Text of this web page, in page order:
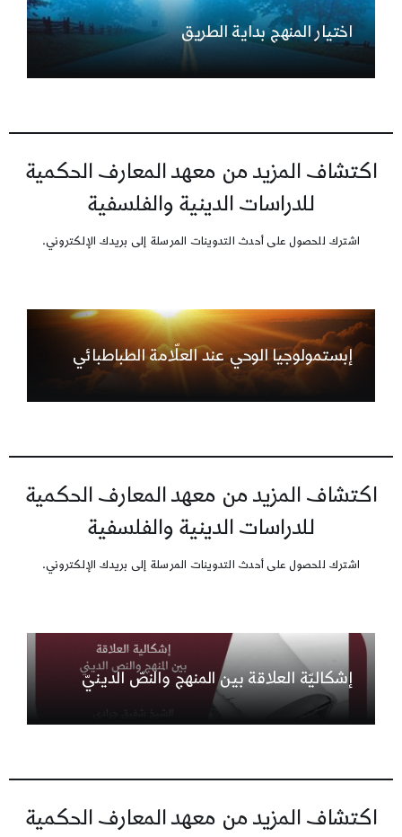
اختيار المنهج بداية الطريق
اكتشاف المزيد من معهد المعارف الحكمية
للدراسات الدينية والفلسفية
اشترك للحصول على أحدث التدوينات المرسلة إلى بريدك الإلكتروني.
إبستمولوجيا الوحي عند العلّامة الطباطبائي
اكتشاف المزيد من معهد المعارف الحكمية
للدراسات الدينية والفلسفية
اشترك للحصول على أحدث التدوينات المرسلة إلى بريدك الإلكتروني.
إشكاليّة العلاقة بين المنهج والنصّ الدينيّ
اكتشاف المزيد من معهد المعارف الحكمية